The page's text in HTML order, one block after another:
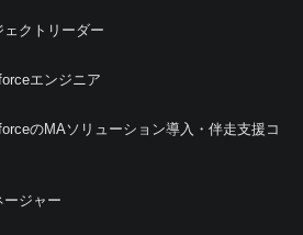
ェクトリーダー
エンジニア
のMAソリューション導入・伴走支援コ
ージャー